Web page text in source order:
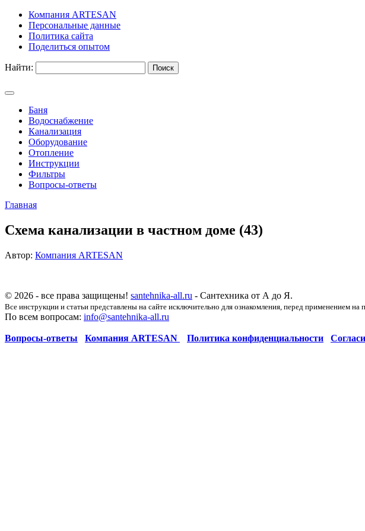
Компания ARTESAN
Персональные данные
Политика сайта
Поделиться опытом
Найти:
Баня
Водоснабжение
Канализация
Оборудование
Отопление
Инструкции
Фильтры
Вопросы-ответы
Главная
Схема канализации в частном доме (43)
Автор: Компания ARTESAN
© 2026 - все права защищены! santehnika-all.ru - Сантехника от А до Я.
Все инструкции и статьи представлены на сайте исключительно для ознакомления, перед применением на
По всем вопросам: info@santehnika-all.ru
Вопросы-ответы Компания ARTESAN Политика конфиденциальности